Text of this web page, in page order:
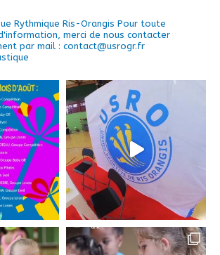
Rythmique Ris-Orangis Pour toute
merci de nous contacter
par mail : contact@usrogr.fr